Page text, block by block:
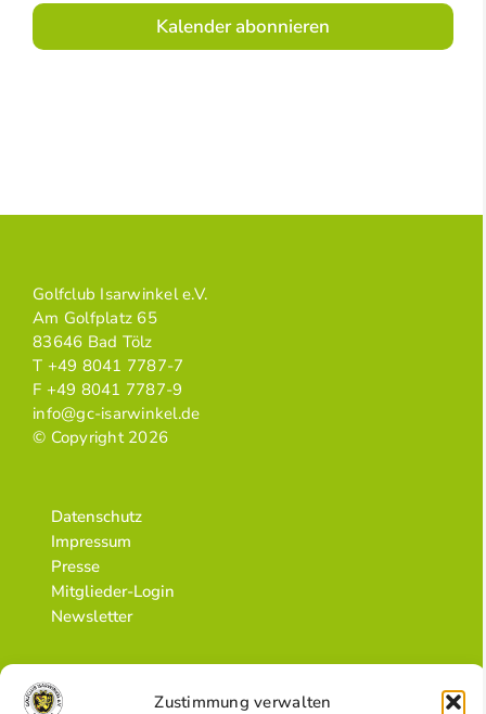
Zustimmung verwalten
Kalender abonnieren
Golfclub Isarwinkel e.V.
Am Golfplatz 65
83646 Bad Tölz
T +49 8041 7787-7
F +49 8041 7787-9
info@gc-isarwinkel.de
© Copyright 2026
Datenschutz
Impressum
Presse
Mitglieder-Login
Newsletter